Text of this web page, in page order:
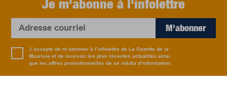
Je m'abonne à l'infolettre
M'abonner
J’accepte de m’abonner à l’infolettre de La Gazette de la
Mauricie et de recevoir les plus récentes actualités ainsi
que les offres promotionnelles de ce média d’information.